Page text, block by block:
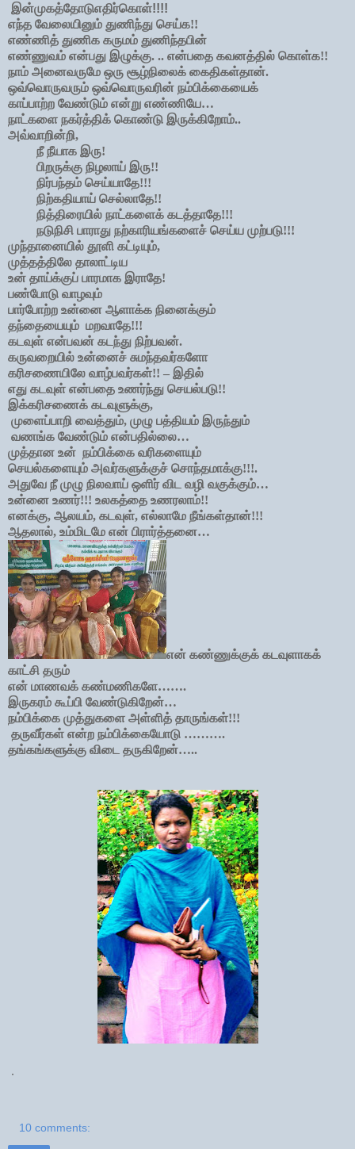
இன்முகத்தோடுஎதிர்கொள்!!!!
எந்த வேலையினும் துணிந்து செய்க!!
எண்ணித் துணிக கருமம் துணிந்தபின்
எண்ணுவம் என்பது இழுக்கு. .. என்பதை கவனத்தில் கொள்க!!
நாம் அனைவருமே ஒரு சூழ்நிலைக் கைதிகள்தான்.
ஒவ்வொருவரும் ஒவ்வொருவரின் நம்பிக்கையைக்
காப்பாற்ற வேண்டும் என்று எண்ணியே…
நாட்களை நகர்த்திக் கொண்டு இருக்கிறோம்..
அவ்வாறின்றி,
நீ நீயாக இரு!
பிறருக்கு நிழலாய் இரு!!
நிர்பந்தம் செய்யாதே!!!
நிற்கதியாய் செல்லாதே!!
நித்திரையில் நாட்களைக் கடத்தாதே!!!
நடுநிசி பாராது நற்காரியங்களைச் செய்ய முற்படு!!!
முந்தானையில் தூளி கட்டியும்,
முத்தத்திலே தாலாட்டிய
உன் தாய்க்குப் பாரமாக இராதே!
பண்போடு வாழவும்
பார்போற்ற உன்னை ஆளாக்க நினைக்கும்
தந்தையையும் மறவாதே!!!
கடவுள் என்பவன் கடந்து நிற்பவன்.
கருவறையில் உன்னைச் சுமந்தவர்களோ
கரிசணையிலே வாழ்பவர்கள்!! – இதில்
எது கடவுள் என்பதை உணர்ந்து செயல்படு!!
இக்கரிசணைக் கடவுளுக்கு,
முளைப்பாறி வைத்தும், முழு பத்தியம் இருந்தும்
வணங்க வேண்டும் என்பதில்லை…
முத்தான உன் நம்பிக்கை வரிகளையும்
செயல்களையும் அவர்களுக்குச் சொந்தமாக்கு!!!.
அதுவே நீ முழு நிலவாய் ஒளிர் விட வழி வகுக்கும்…
உன்னை உணர்!!! உலகத்தை உணரலாம்!!
எனக்கு, ஆலயம், கடவுள், எல்லாமே நீங்கள்தான்!!!
ஆதலால், உம்மிடமே என் பிரார்த்தனை…
என் கண்ணுக்குக் கடவுளாகக்
காட்சி தரும்
என் மாணவக் கண்மணிகளே…….
இருகரம் கூப்பி வேண்டுகிறேன்…
நம்பிக்கை முத்துகளை அள்ளித் தாருங்கள்!!!
தருவீர்கள் என்ற நம்பிக்கையோடு ……….
தங்கங்களுக்கு விடை தருகிறேன்…..
.
10 comments: